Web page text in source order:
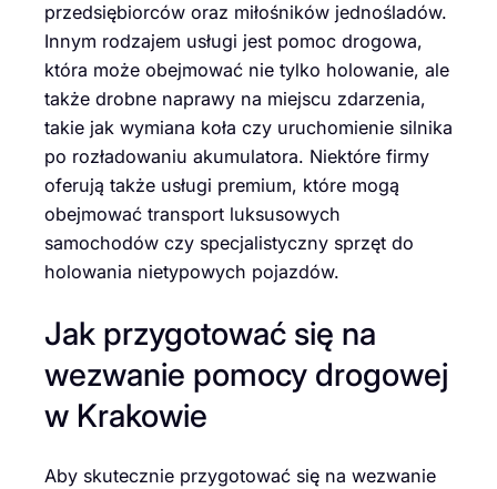
przedsiębiorców oraz miłośników jednośladów.
Innym rodzajem usługi jest pomoc drogowa,
która może obejmować nie tylko holowanie, ale
także drobne naprawy na miejscu zdarzenia,
takie jak wymiana koła czy uruchomienie silnika
po rozładowaniu akumulatora. Niektóre firmy
oferują także usługi premium, które mogą
obejmować transport luksusowych
samochodów czy specjalistyczny sprzęt do
holowania nietypowych pojazdów.
Jak przygotować się na
wezwanie pomocy drogowej
w Krakowie
Aby skutecznie przygotować się na wezwanie